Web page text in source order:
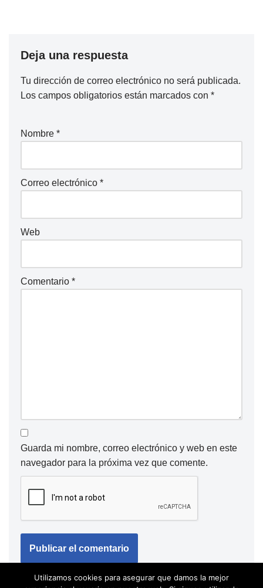
Deja una respuesta
Tu dirección de correo electrónico no será publicada.
Los campos obligatorios están marcados con *
Nombre *
Correo electrónico *
Web
Comentario *
Guarda mi nombre, correo electrónico y web en este
navegador para la próxima vez que comente.
Utilizamos cookies para asegurar que damos la mejor